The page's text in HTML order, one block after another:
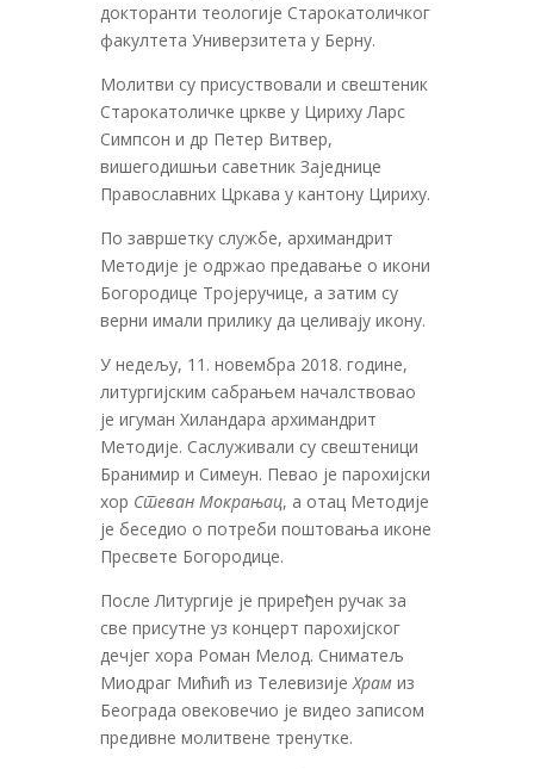
докторанти теологије Старокатоличког
факултета Универзитета у Берну.
Молитви су присуствовали и свештеник
Старокатоличке цркве у Цириху Ларс
Симпсон и др Петер Витвер,
вишегодишњи саветник Заједнице
Православних Цркава у кантону Цириху.
По завршетку службе, архимандрит
Методије је одржао предавање о икони
Богородице Тројеручице, а затим су
верни имали прилику да целивају икону.
У недељу, 11. новембра 2018. године,
литургијским сабрањем началствовао
је игуман Хиландара архимандрит
Методије. Саслуживали су свештеници
Бранимир и Симеун. Певао је парохијски
хор Стеван Мокрањац, а отац Методије
је беседио о потреби поштовања иконе
Пресвете Богородице.
После Литургије је приређен ручак за
све присутне уз концерт парохијског
дечјег хора Роман Мелод. Сниматељ
Миодраг Мићић из Телевизије Храм из
Београда овековечио је видео записом
предивне молитвене тренутке.